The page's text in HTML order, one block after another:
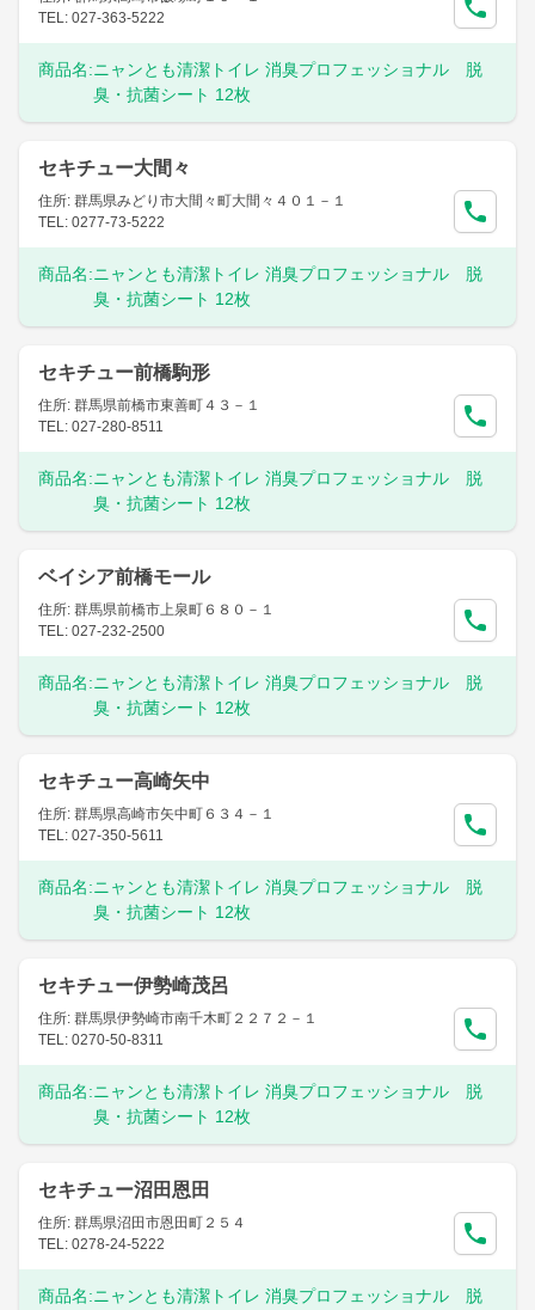
TEL: 027-363-5222
商品名:ニャンとも清潔トイレ 消臭プロフェッショナル 脱
臭・抗菌シート 12枚
セキチュー大間々
住所: 群馬県みどり市大間々町大間々４０１－１
TEL: 0277-73-5222
商品名:ニャンとも清潔トイレ 消臭プロフェッショナル 脱
臭・抗菌シート 12枚
セキチュー前橋駒形
住所: 群馬県前橋市東善町４３－１
TEL: 027-280-8511
商品名:ニャンとも清潔トイレ 消臭プロフェッショナル 脱
臭・抗菌シート 12枚
ベイシア前橋モール
住所: 群馬県前橋市上泉町６８０－１
TEL: 027-232-2500
商品名:ニャンとも清潔トイレ 消臭プロフェッショナル 脱
臭・抗菌シート 12枚
セキチュー高崎矢中
住所: 群馬県高崎市矢中町６３４－１
TEL: 027-350-5611
商品名:ニャンとも清潔トイレ 消臭プロフェッショナル 脱
臭・抗菌シート 12枚
セキチュー伊勢崎茂呂
住所: 群馬県伊勢崎市南千木町２２７２－１
TEL: 0270-50-8311
商品名:ニャンとも清潔トイレ 消臭プロフェッショナル 脱
臭・抗菌シート 12枚
セキチュー沼田恩田
住所: 群馬県沼田市恩田町２５４
TEL: 0278-24-5222
商品名:ニャンとも清潔トイレ 消臭プロフェッショナル 脱